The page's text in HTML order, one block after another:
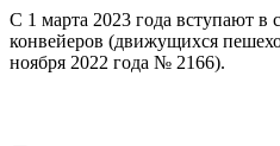
С 1 марта 2023 года вступают в
конвейеров (движущихся
ноября 2022 года № 2166).